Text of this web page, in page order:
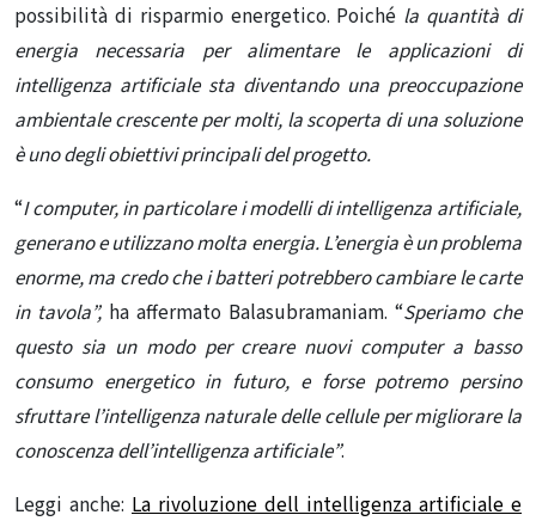
possibilità di risparmio energetico. Poiché la quantità di
energia necessaria per alimentare le applicazioni di
intelligenza artificiale sta diventando una preoccupazione
ambientale crescente per molti, la scoperta di una soluzione
è uno degli obiettivi principali del progetto.
“I computer, in particolare i modelli di intelligenza artificiale,
generano e utilizzano molta energia. L’energia è un problema
enorme, ma credo che i batteri potrebbero cambiare le carte
in tavola”, ha affermato Balasubramaniam. “Speriamo che
questo sia un modo per creare nuovi computer a basso
consumo energetico in futuro, e forse potremo persino
sfruttare l’intelligenza naturale delle cellule per migliorare la
conoscenza dell’intelligenza artificiale”.
Leggi anche: La rivoluzione dell intelligenza artificiale e